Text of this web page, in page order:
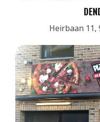
Heirbaan 11,